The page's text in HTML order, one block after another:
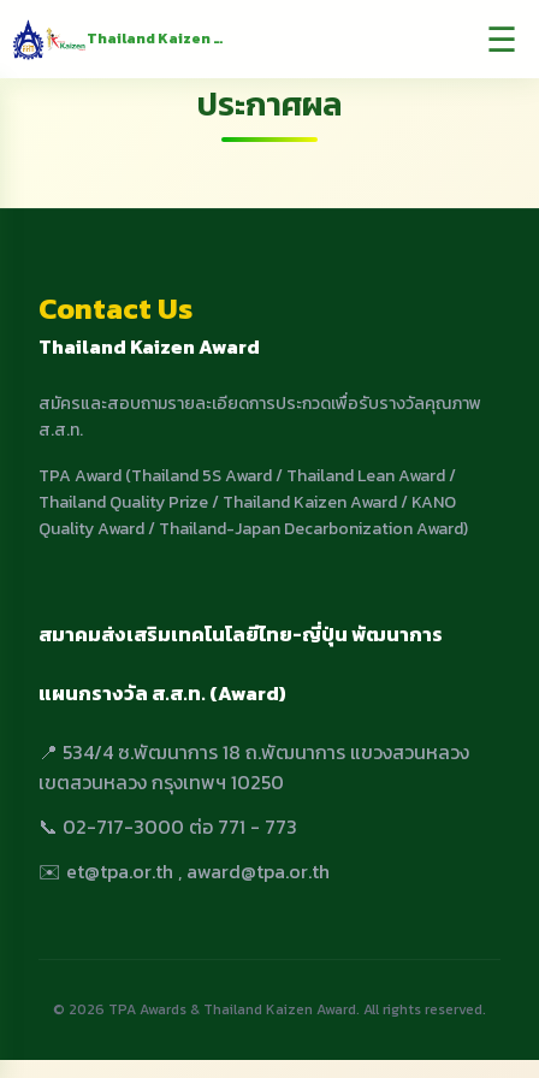
Thailand Kaizen Award ☰
ประกาศผล
Contact Us
Thailand Kaizen Award
สมัครและสอบถามรายละเอียดการประกวดเพื่อรับรางวัลคุณภาพ
ส.ส.ท.
TPA Award (Thailand 5S Award / Thailand Lean Award /
Thailand Quality Prize / Thailand Kaizen Award / KANO
Quality Award / Thailand-Japan Decarbonization Award)
สมาคมส่งเสริมเทคโนโลยีไทย-ญี่ปุ่น พัฒนาการ
แผนกรางวัล ส.ส.ท. (Award)
📍 534/4 ซ.พัฒนาการ 18 ถ.พัฒนาการ แขวงสวนหลวง
เขตสวนหลวง กรุงเทพฯ 10250
📞 02-717-3000 ต่อ 771 - 773
✉️ et@tpa.or.th , award@tpa.or.th
© 2026 TPA Awards & Thailand Kaizen Award. All rights reserved.